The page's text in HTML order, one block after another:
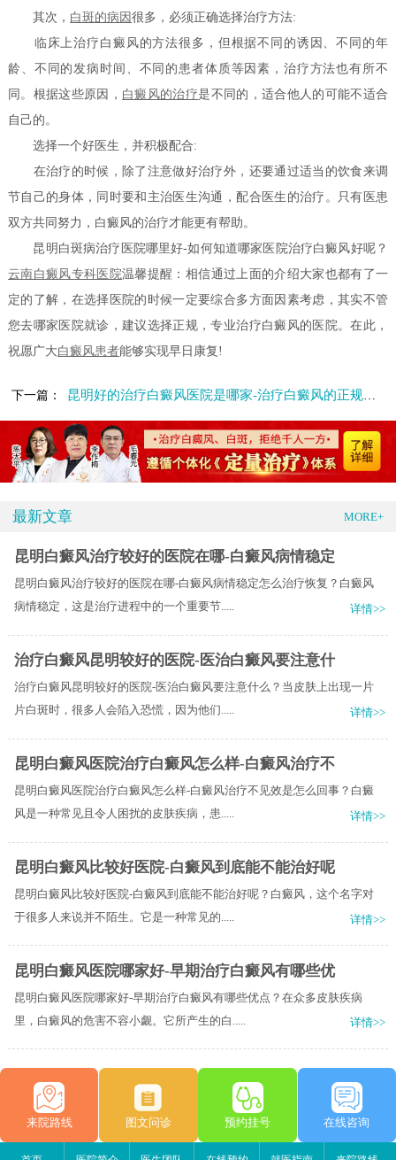
其次， 白斑的病因很多，必须正确选择治疗方法:
临床上治疗白癜风的方法很多，但根据不同的诱因、不同的年
龄、不同的发病时间、不同的患者体质等因素，治疗方法也有所不
同。根据这些原因， 白癜风的治疗是不同的，适合他人的可能不适合
自己的。
选择一个好医生，并积极配合:
在治疗的时候，除了注意做好治疗外，还要通过适当的饮食来调
节自己的身体，同时要和主治医生沟通，配合医生的治疗。只有医患
双方共同努力，白癜风的治疗才能更有帮助。
昆明白斑病治疗医院哪里好-如何知道哪家医院治疗白癜风好呢？
云南白癜风专科医院温馨提醒：相信通过上面的介绍大家也都有了一
定的了解，在选择医院的时候一定要综合多方面因素考虑，其实不管
您去哪家医院就诊，建议选择正规，专业治疗白癜风的医院。在此，
祝愿广大白癜风患者能够实现早日康复!
下一篇： 昆明好的治疗白癜风医院是哪家-治疗白癜风的正规医院该如何选择
最新文章 MORE+
昆明白癜风治疗较好的医院在哪-白癜风病情稳定
昆明白癜风治疗较好的医院在哪-白癜风病情稳定怎么治疗恢复？白癜风
病情稳定，这是治疗进程中的一个重要节.....
详情>>
治疗白癜风昆明较好的医院-医治白癜风要注意什
治疗白癜风昆明较好的医院-医治白癜风要注意什么？当皮肤上出现一片
片白斑时，很多人会陷入恐慌，因为他们.....
详情>>
昆明白癜风医院治疗白癜风怎么样-白癜风治疗不
昆明白癜风医院治疗白癜风怎么样-白癜风治疗不见效是怎么回事？白癜
风是一种常见且令人困扰的皮肤疾病，患.....
详情>>
昆明白癜风比较好医院-白癜风到底能不能治好呢
昆明白癜风比较好医院-白癜风到底能不能治好呢？白癜风，这个名字对
于很多人来说并不陌生。它是一种常见的.....
详情>>
昆明白癜风医院哪家好-早期治疗白癜风有哪些优
昆明白癜风医院哪家好-早期治疗白癜风有哪些优点？在众多皮肤疾病
里，白癜风的危害不容小觑。它所产生的白.....
详情>>
来院路线 图文问诊 预约挂号 在线咨询